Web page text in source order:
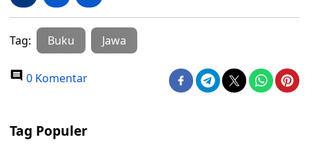
Tag: Buku Jawa
0 Komentar
Tag Populer